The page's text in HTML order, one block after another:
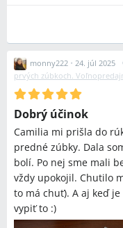
monny222 • 24. júl 2025
prvých zúbkoch.
Dobrý účinok
Camilia mi prišla do
predné zúbky. Dala
bolí. Po nej sme mali
vždy upokojil. Chutilo
to má chuť). A aj keď
vypiť to :)